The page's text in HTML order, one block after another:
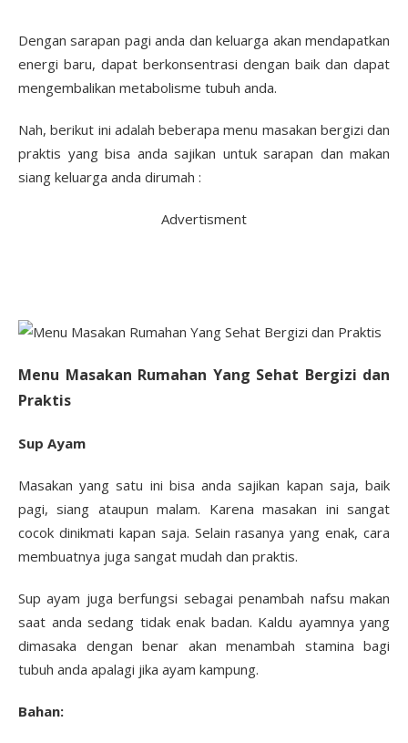
Dengan sarapan pagi anda dan keluarga akan mendapatkan
energi baru, dapat berkonsentrasi dengan baik dan dapat
mengembalikan metabolisme tubuh anda.
Nah, berikut ini adalah beberapa menu masakan bergizi dan
praktis yang bisa anda sajikan untuk sarapan dan makan
siang keluarga anda dirumah :
Advertisment
Menu Masakan Rumahan Yang Sehat Bergizi dan
Praktis
Sup Ayam
Masakan yang satu ini bisa anda sajikan kapan saja, baik
pagi, siang ataupun malam. Karena masakan ini sangat
cocok dinikmati kapan saja. Selain rasanya yang enak, cara
membuatnya juga sangat mudah dan praktis.
Sup ayam juga berfungsi sebagai penambah nafsu makan
saat anda sedang tidak enak badan. Kaldu ayamnya yang
dimasaka dengan benar akan menambah stamina bagi
tubuh anda apalagi jika ayam kampung.
Bahan: